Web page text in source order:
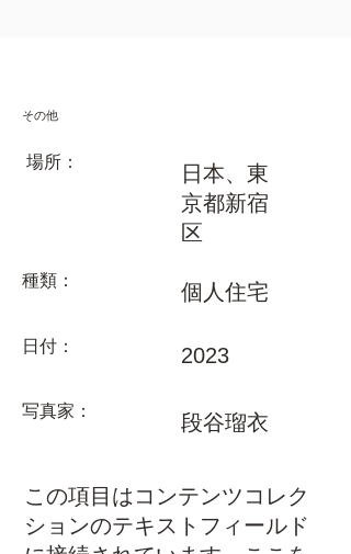
その他
場所：
種類：
日付：
​写真家：
日本、東
京都新宿
区
個人住宅
2023
段谷瑠衣
この項目はコンテンツコレク
ションのテキストフィールド